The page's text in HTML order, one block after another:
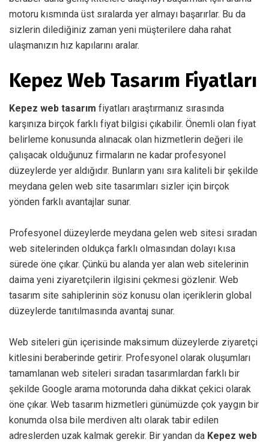
motoru kısmında üst sıralarda yer almayı başarırlar. Bu da
sizlerin dilediğiniz zaman yeni müşterilere daha rahat
ulaşmanızın hız kapılarını aralar.
Kepez Web Tasarım Fiyatları
Kepez web tasarım fiyatları araştırmanız sırasında
karşınıza birçok farklı fiyat bilgisi çıkabilir. Önemli olan fiyat
belirleme konusunda alınacak olan hizmetlerin değeri ile
çalışacak olduğunuz firmaların ne kadar profesyonel
düzeylerde yer aldığıdır. Bunların yanı sıra kaliteli bir şekilde
meydana gelen web site tasarımları sizler için birçok
yönden farklı avantajlar sunar.
Profesyonel düzeylerde meydana gelen web sitesi sıradan
web sitelerinden oldukça farklı olmasından dolayı kısa
sürede öne çıkar. Çünkü bu alanda yer alan web sitelerinin
daima yeni ziyaretçilerin ilgisini çekmesi gözlenir. Web
tasarım site sahiplerinin söz konusu olan içeriklerin global
düzeylerde tanıtılmasında avantaj sunar.
Web siteleri gün içerisinde maksimum düzeylerde ziyaretçi
kitlesini beraberinde getirir. Profesyonel olarak oluşumları
tamamlanan web siteleri sıradan tasarımlardan farklı bir
şekilde Google arama motorunda daha dikkat çekici olarak
öne çıkar. Web tasarım hizmetleri günümüzde çok yaygın bir
konumda olsa bile merdiven altı olarak tabir edilen
adreslerden uzak kalmak gerekir. Bir yandan da Kepez web